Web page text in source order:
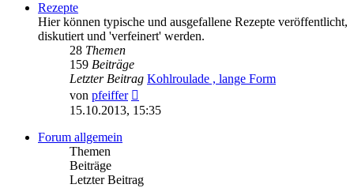
Rezepte
Hier können typische und ausgefallene Rezepte veröffentlicht,
diskutiert und 'verfeinert' werden.
28 Themen
159 Beiträge
Letzter Beitrag Kohlroulade , lange Form
von pfeiffer
Beitrag
15.10.2013, 15:35
Forum allgemein
Themen
Beiträge
Letzter Beitrag